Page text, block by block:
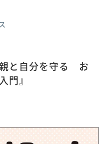
と自分を守る お
門』